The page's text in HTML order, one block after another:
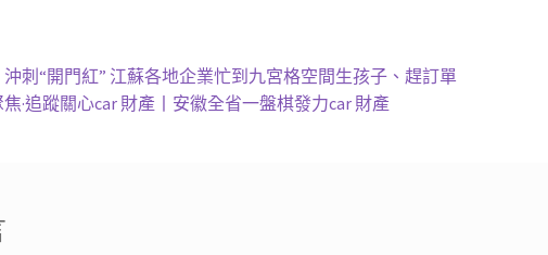
刺“開門紅” 江蘇各地企業忙到九宮格空間生孩子、趕訂單
·追蹤關心car 財產丨安徽全省一盤棋發力car 財產